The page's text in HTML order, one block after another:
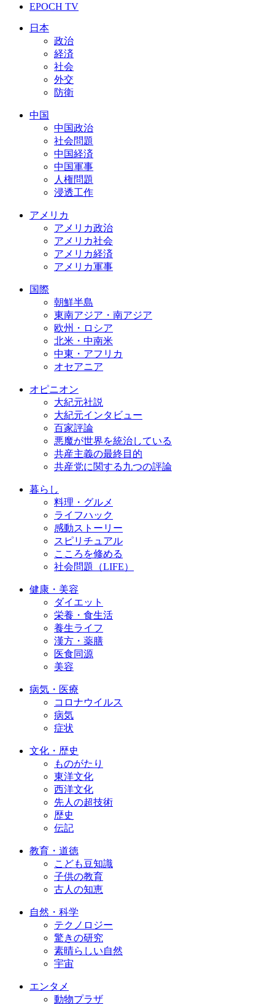
EPOCH TV
日本
政治
経済
社会
外交
防衛
中国
中国政治
社会問題
中国経済
中国軍事
人権問題
浸透工作
アメリカ
アメリカ政治
アメリカ社会
アメリカ経済
アメリカ軍事
国際
朝鮮半島
東南アジア・南アジア
欧州・ロシア
北米・中南米
中東・アフリカ
オセアニア
オピニオン
大紀元社説
大紀元インタビュー
百家評論
悪魔が世界を統治している
共産主義の最終目的
共産党に関する九つの評論
暮らし
料理・グルメ
ライフハック
感動ストーリー
スピリチュアル
こころを修める
社会問題（LIFE）
健康・美容
ダイエット
栄養・食生活
養生ライフ
漢方・薬膳
医食同源
美容
病気・医療
コロナウイルス
病気
症状
文化・歴史
ものがたり
東洋文化
西洋文化
先人の超技術
歴史
伝記
教育・道徳
こども豆知識
子供の教育
古人の知恵
自然・科学
テクノロジー
驚きの研究
素晴らしい自然
宇宙
エンタメ
動物プラザ